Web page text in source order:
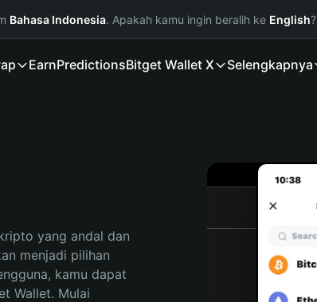
Bahasa Indonesia. Apakah kamu ingin beralih ke English?
EarnPredictionsBitget Wallet X Selengkapnya
yang andal dan
menjadi pilihan
kamu dapat
Wallet. Mulai